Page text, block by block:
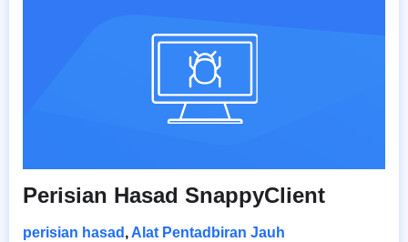
Perisian Hasad SnappyClient
perisian hasad ,Alat Pentadbiran Jauh